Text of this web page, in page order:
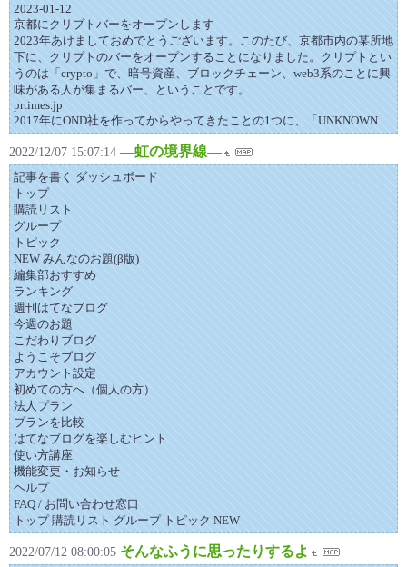
2023-01-12
京都にクリプトバーをオープンします
2023年あけましておめでとうございます。このたび、京都市内の某所地
下に、クリプトのバーをオープンすることになりました。クリプトとい
うのは「crypto」で、暗号資産、ブロックチェーン、web3系のことに興
味がある人が集まるバー、ということです。
prtimes.jp
2017年にOND社を作ってからやってきたことの1つに、「UNKNOWN
2022/12/07 15:07:14 ―虹の境界線―
記事を書く ダッシュボード
トップ
購読リスト
グループ
トピック
NEW みんなのお題(β版)
編集部おすすめ
ランキング
週刊はてなブログ
今週のお題
こだわりブログ
ようこそブログ
アカウント設定
初めての方へ（個人の方）
法人プラン
プランを比較
はてなブログを楽しむヒント
使い方講座
機能変更・お知らせ
ヘルプ
FAQ / お問い合わせ窓口
トップ 購読リスト グループ トピック NEW
2022/07/12 08:00:05 そんなふうに思ったりするよ